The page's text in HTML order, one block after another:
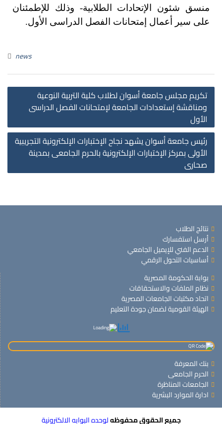
منسق شئون الإتحادات الطلابية- وذلك للإطمئنان
على سير أعمال إمتحانات الفصل الدراسى الأول.
news
تكريم مجلس جامعة أسوان لطلاب كلية التربية النوعية
ومناقشة إستعدادات الجامعة لإمتحانات الفصل الدراسى
الأول
رئيس جامعة أسوان يشهد نجاح الإختبارات الإلكترونية التجريبية
الأولى بمركز الإختبارات الإلكترونية بالحرم الجامعى بمدينة
صحارى
نتائج الطلاب
أرسل استفسارك
الدعم الفني للإيميل الجامعي
أساسيات التحول الرقمي
بوابة الحكومة المصرية
نظام الملفات والاستحقاقات
اتحاد مكتبات الجامعات المصرية
الهيئة القومية لضمان جودة التعليم
بنك المعرفة
الحرم الجامعى
الجامعات المناظرة
ادارة الموارد البشرية
جميع الحقوق محفوظهلوحده البوابه الالكترونية